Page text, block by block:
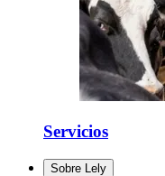
Servicios
Sobre Lely